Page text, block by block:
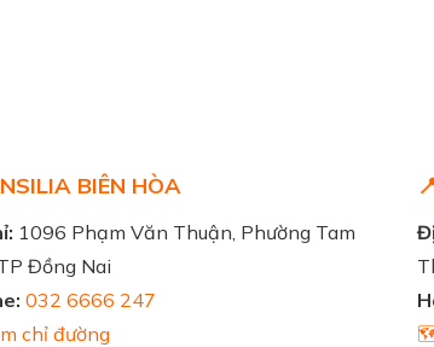
BIÊN HÒA
1096 Phạm Văn Thuận, Phường Tam
Đồng Nai
032 6666 247
chỉ đường